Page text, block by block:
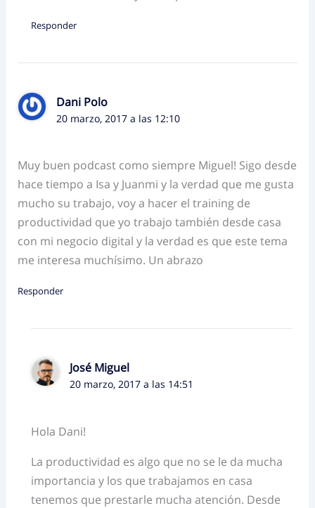
Responder
Dani Polo
20 marzo, 2017 a las 12:10
Muy buen podcast como siempre Miguel! Sigo desde
hace tiempo a Isa y Juanmi y la verdad que me gusta
mucho su trabajo, voy a hacer el training de
productividad que yo trabajo también desde casa
con mi negocio digital y la verdad es que este tema
me interesa muchísimo. Un abrazo
Responder
José Miguel
20 marzo, 2017 a las 14:51
Hola Dani!
La productividad es algo que no se le da mucha
importancia y los que trabajamos en casa
tenemos que prestarle mucha atención. Desde